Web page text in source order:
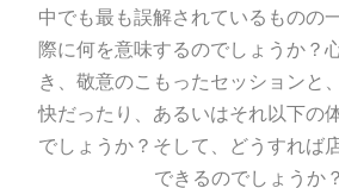
中でも最も誤解されているものの
際に何を意味するのでしょうか？
き、敬意のこもったセッションと
快だったり、あるいはそれ以下の
でしょうか？そして、どうすれば
できるのでしょうか